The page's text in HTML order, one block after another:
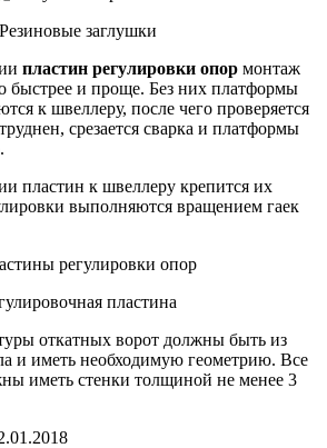
Резиновые заглушки
пластин регулировки опор монтаж
быстрее и проще. Без них платформы
к швеллеру, после чего проверяется
срезается сварка и платформы
пластин к швеллеру крепится их
выполняются вращением гаек
пластина
откатных ворот должны быть из
и иметь необходимую геометрию. Все
иметь стенки толщиной не менее 3